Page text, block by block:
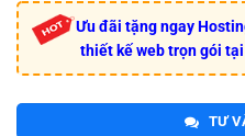
Ưu đãi tặng ngay
thiết kế web trọn gói
TƯ